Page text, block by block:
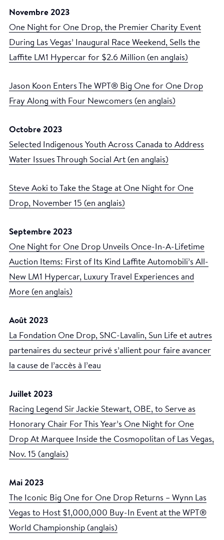
Novembre 2023
One Night for One Drop, the Premier Charity Event
During Las Vegas’ Inaugural Race Weekend, Sells the
Laffite LM1 Hypercar for $2.6 Million (en anglais)
Jason Koon Enters The WPT® Big One for One Drop
Fray Along with Four Newcomers (en anglais)
Octobre 2023
Selected Indigenous Youth Across Canada to Address
Water Issues Through Social Art (en anglais)
Steve Aoki to Take the Stage at One Night for One
Drop, November 15 (en anglais)
Septembre 2023
One Night for One Drop Unveils Once-In-A-Lifetime
Auction Items: First of Its Kind Laffite Automobili’s All-
New LM1 Hypercar, Luxury Travel Experiences and
More (en anglais)
Août 2023
La Fondation One Drop, SNC-Lavalin, Sun Life et autres
partenaires du secteur privé s’allient pour faire avancer
la cause de l’accès à l’eau
Juillet 2023
Racing Legend Sir Jackie Stewart, OBE, to Serve as
Honorary Chair For This Year’s One Night for One
Drop At Marquee Inside the Cosmopolitan of Las Vegas,
Nov. 15 (anglais)
Mai 2023
The Iconic Big One for One Drop Returns – Wynn Las
Vegas to Host $1,000,000 Buy-In Event at the WPT®
World Championship (anglais)